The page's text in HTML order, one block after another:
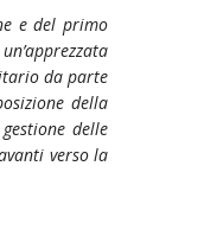
e del primo
da parte
della
delle
verso la